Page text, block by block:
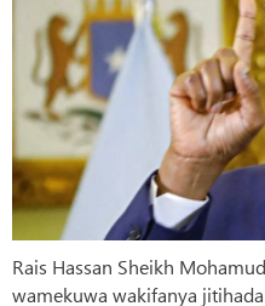
Rais Hassan Sheikh
wamekuwa wakifanya